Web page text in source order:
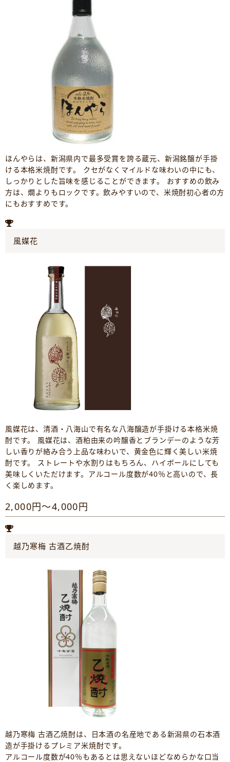
ほんやらは、新潟県内で最多受賞を誇る蔵元、新潟銘醸が手掛
ける本格米焼酎です。 クセがなくマイルドな味わいの中にも、
しっかりとした旨味を感じることができます。 おすすめの飲み
方は、燗よりもロックです。飲みやすいので、米焼酎初心者の方
にもおすすめです。
風媒花
風媒花は、清酒・八海山で有名な八海醸造が手掛ける本格米焼
酎です。 風媒花は、酒粕由来の吟醸香とブランデーのような芳
しい香りが絡み合う上品な味わいで、黄金色に輝く美しい米焼
酎です。 ストレートや水割りはもちろん、ハイボールにしても
美味しくいただけます。アルコール度数が40％と高いので、長
く楽しめます。
2,000円～4,000円
越乃寒梅 古酒乙焼酎
越乃寒梅 古酒乙焼酎は、日本酒の名産地である新潟県の石本酒
造が手掛けるプレミア米焼酎です。
アルコール度数が40％もあるとは思えないほどなめらかな口当